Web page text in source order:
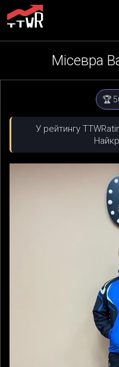
Місевра
🏆
У рейтингу